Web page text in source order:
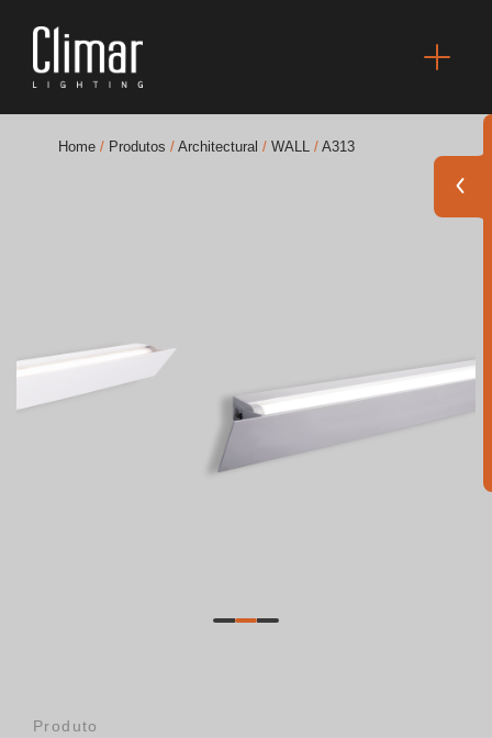
BOYA OUT Shapes
Soluções Acústicas
Melhores Projetos
Home / Produtos / Architectural / WALL / A313
Produto